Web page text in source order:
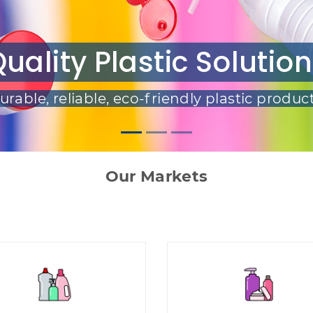
Plastic
reliable, eco-friendly plastic
Plastic
sustainable, and versatile plastic
Our Markets